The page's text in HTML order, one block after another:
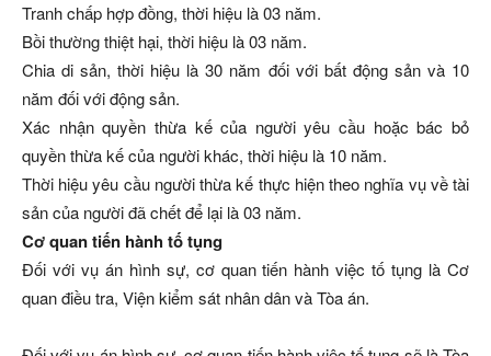
Tranh chấp hợp đồng, thời hiệu là 03 năm.
Bồi thường thiệt hại, thời hiệu là 03 năm.
Chia di sản, thời hiệu là 30 năm đối với bất động sản và 10
năm đối với động sản.
Xác nhận quyền thừa kế của người yêu cầu hoặc bác bỏ
quyền thừa kế của người khác, thời hiệu là 10 năm.
Thời hiệu yêu cầu người thừa kế thực hiện theo nghĩa vụ về tài
sản của người đã chết để lại là 03 năm.
Cơ quan tiến hành tố tụng
Đối với vụ án hình sự, cơ quan tiến hành việc tố tụng là Cơ
quan điều tra, Viện kiểm sát nhân dân và Tòa án.